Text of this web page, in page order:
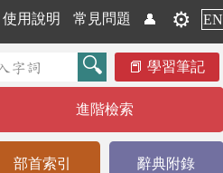
使用說明 常見問題 👤 ⚙️ EN
學習筆記
進階檢索
部首索引 辭典附錄